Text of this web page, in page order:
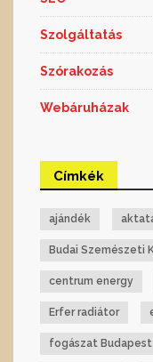
Szolgáltatás
Szórakozás
Webáruházak
Címkék
ajándék
Budai Szemészeti
centrum energy
Erfer radiátor
fogászat Budapest